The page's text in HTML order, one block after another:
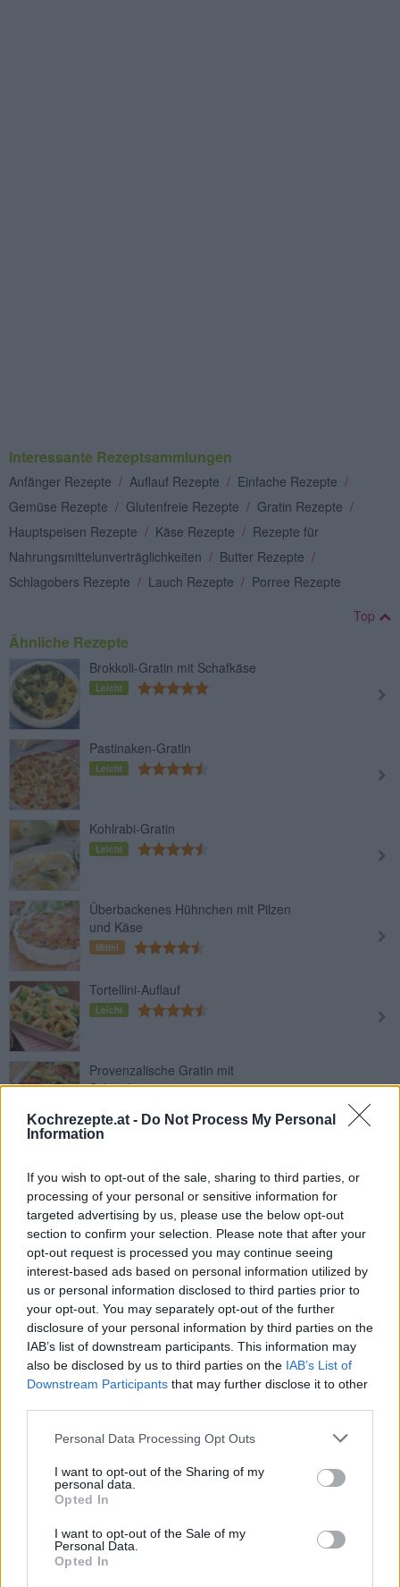
Kochrezepte.at - Do Not Process My Personal
Information
If you wish to opt-out of the sale, sharing to third parties, or
processing of your personal or sensitive information for
targeted advertising by us, please use the below opt-out
section to confirm your selection. Please note that after your
opt-out request is processed you may continue seeing
interest-based ads based on personal information utilized by
us or personal information disclosed to third parties prior to
your opt-out. You may separately opt-out of the further
disclosure of your personal information by third parties on the
IAB’s list of downstream participants. This information may
also be disclosed by us to third parties on the IAB’s List of
Downstream Participants that may further disclose it to other
Personal Data Processing Opt Outs
I want to opt-out of the Sharing of my
personal data.
Opted In
I want to opt-out of the Sale of my
Personal Data.
Opted In
Interessante Rezeptsammlungen
Anfänger Rezepte / Auflauf Rezepte / Einfache Rezepte /
Gemüse Rezepte / Glutenfreie Rezepte / Gratin Rezepte /
Hauptspeisen Rezepte / Käse Rezepte / Rezepte für
Nahrungsmittelunverträglichkeiten / Butter Rezepte /
Schlagobers Rezepte / Lauch Rezepte / Porree Rezepte
Top
Ähnliche Rezepte
Brokkoli-Gratin mit Schafkäse
Leicht
Pastinaken-Gratin
Leicht
Kohlrabi-Gratin
Leicht
Überbackenes Hühnchen mit Pilzen
und Käse
Mittel
Tortellini-Auflauf
Leicht
Provenzalische Gratin mit
Schnittkäse
Leicht
Frutti di Mare Gratin
Leicht
Clementinen Gratin
Leicht
Kohl-Gratin
Leicht
Blumenkohl-Gratin
Leicht
Erdäpfel-Zucchini-Gratin